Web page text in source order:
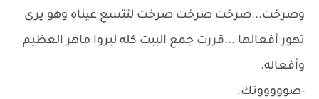
وصرخت...صرخت صرخت صرخت لتتسع عيناه وهو يرى
تهور أفعالها ...قررت جمع البيت كله ليروا ماهر العظيم
وأفعاله.
-صوووووتك.